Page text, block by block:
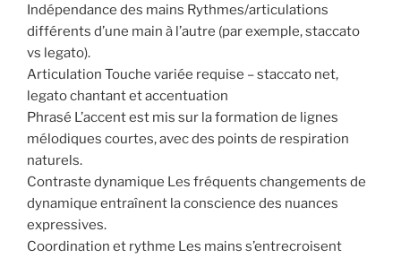
Indépendance des mains Rythmes/articulations
différents d’une main à l’autre (par exemple, staccato
vs legato).
Articulation Touche variée requise – staccato net,
legato chantant et accentuation
Phrasé L’accent est mis sur la formation de lignes
mélodiques courtes, avec des points de respiration
naturels.
Contraste dynamique Les fréquents changements de
dynamique entraînent la conscience des nuances
expressives.
Coordination et rythme Les mains s’entrecroisent